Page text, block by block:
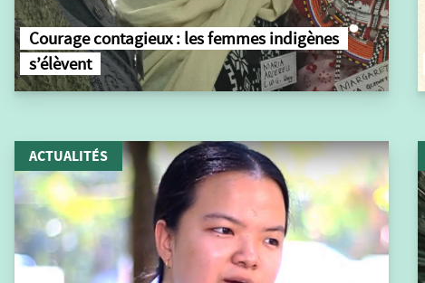
Courage contagieux : les femmes indigènes
s’élèvent
ACTUALITÉS